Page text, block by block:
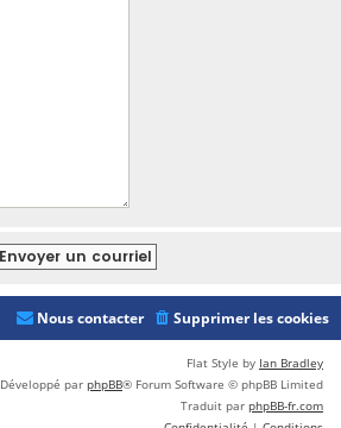
Supprimer les cookies
Nous contacter
Flat Style by Ian Bradley
Développé par phpBB® Forum Software © phpBB Limited
Traduit par phpBB-fr.com